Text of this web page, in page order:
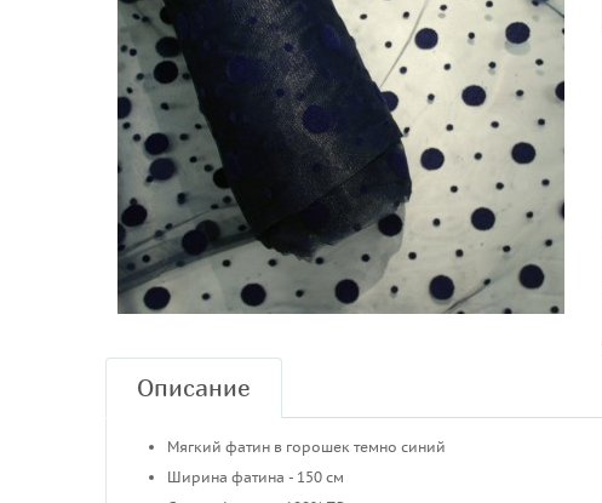
Описание
Мягкий фатин в горошек темно синий
Ширина фатина - 150 см